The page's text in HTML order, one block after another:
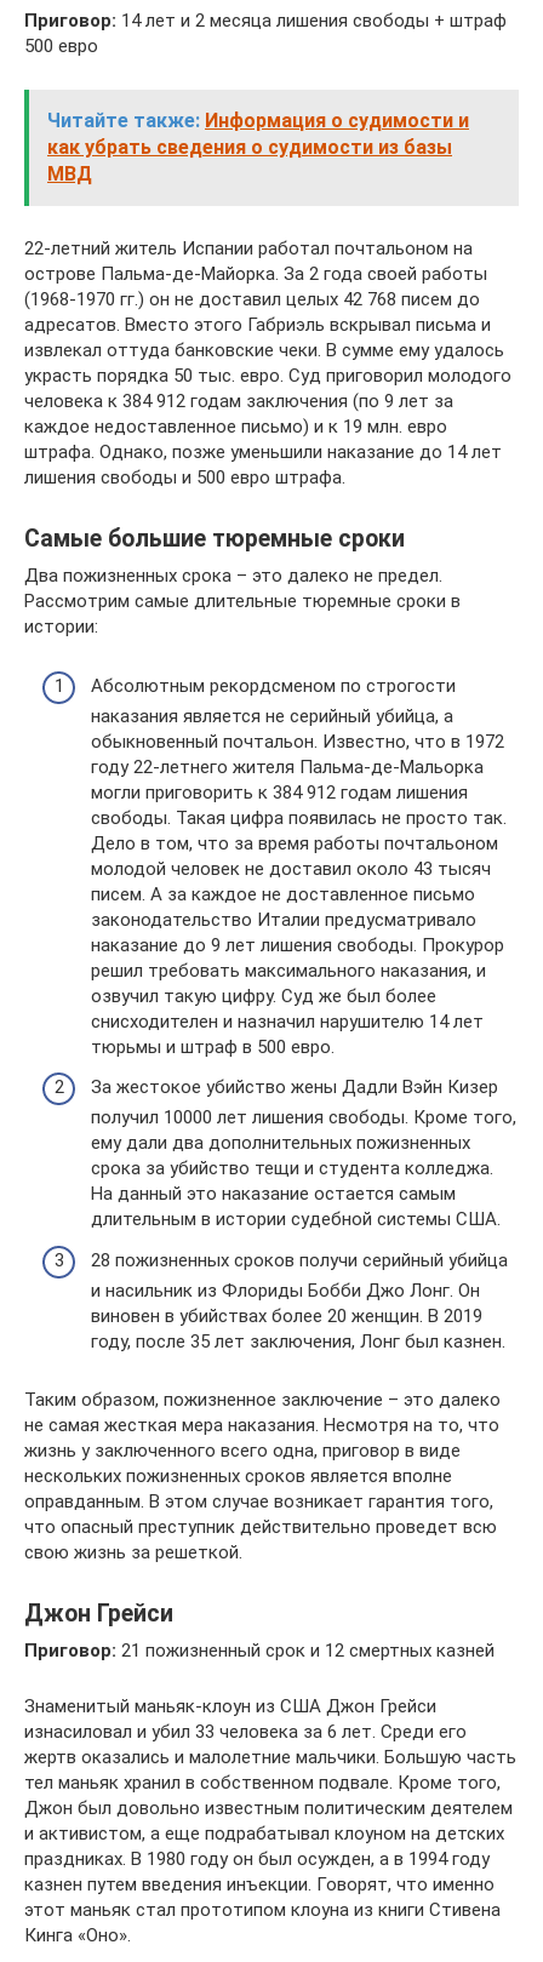
Приговор: 14 лет и 2 месяца лишения свободы + штраф
500 евро
Читайте также: Информация о судимости и
как убрать сведения о судимости из базы
МВД
22-летний житель Испании работал почтальоном на
острове Пальма-де-Майорка. За 2 года своей работы
(1968-1970 гг.) он не доставил целых 42 768 писем до
адресатов. Вместо этого Габриэль вскрывал письма и
извлекал оттуда банковские чеки. В сумме ему удалось
украсть порядка 50 тыс. евро. Суд приговорил молодого
человека к 384 912 годам заключения (по 9 лет за
каждое недоставленное письмо) и к 19 млн. евро
штрафа. Однако, позже уменьшили наказание до 14 лет
лишения свободы и 500 евро штрафа.
Самые большие тюремные сроки
Два пожизненных срока – это далеко не предел.
Рассмотрим самые длительные тюремные сроки в
истории:
Абсолютным рекордсменом по строгости
наказания является не серийный убийца, а
обыкновенный почтальон. Известно, что в 1972
году 22-летнего жителя Пальма-де-Мальорка
могли приговорить к 384 912 годам лишения
свободы. Такая цифра появилась не просто так.
Дело в том, что за время работы почтальоном
молодой человек не доставил около 43 тысяч
писем. А за каждое не доставленное письмо
законодательство Италии предусматривало
наказание до 9 лет лишения свободы. Прокурор
решил требовать максимального наказания, и
озвучил такую цифру. Суд же был более
снисходителен и назначил нарушителю 14 лет
тюрьмы и штраф в 500 евро.
За жестокое убийство жены Дадли Вэйн Кизер
получил 10000 лет лишения свободы. Кроме того,
ему дали два дополнительных пожизненных
срока за убийство тещи и студента колледжа.
На данный это наказание остается самым
длительным в истории судебной системы США.
28 пожизненных сроков получи серийный убийца
и насильник из Флориды Бобби Джо Лонг. Он
виновен в убийствах более 20 женщин. В 2019
году, после 35 лет заключения, Лонг был казнен.
Таким образом, пожизненное заключение – это далеко
не самая жесткая мера наказания. Несмотря на то, что
жизнь у заключенного всего одна, приговор в виде
нескольких пожизненных сроков является вполне
оправданным. В этом случае возникает гарантия того,
что опасный преступник действительно проведет всю
свою жизнь за решеткой.
Джон Грейси
Приговор: 21 пожизненный срок и 12 смертных казней
Знаменитый маньяк-клоун из США Джон Грейси
изнасиловал и убил 33 человека за 6 лет. Среди его
жертв оказались и малолетние мальчики. Большую часть
тел маньяк хранил в собственном подвале. Кроме того,
Джон был довольно известным политическим деятелем
и активистом, а еще подрабатывал клоуном на детских
праздниках. В 1980 году он был осужден, а в 1994 году
казнен путем введения инъекции. Говорят, что именно
этот маньяк стал прототипом клоуна из книги Стивена
Кинга «Оно».